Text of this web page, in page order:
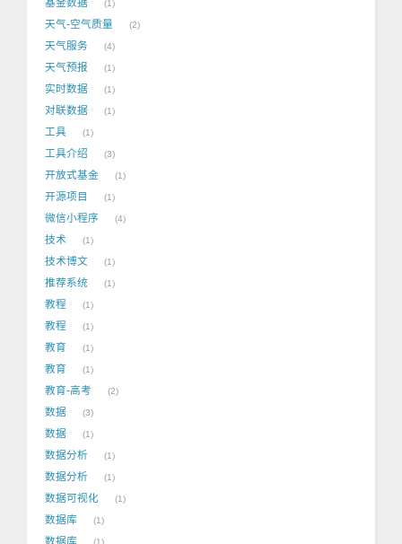
1
天气-空气质量 2
天气服务 4
天气预报 1
实时数据 1
对联数据 1
工具 1
工具介绍 3
开放式基金 1
开源项目 1
微信小程序 4
技术 1
技术博文 1
推荐系统 1
教程 1
教程 1
教育 1
教育 1
教育-高考 2
数据 3
数据 1
数据分析 1
数据分析 1
数据可视化 1
数据库 1
数据库 1